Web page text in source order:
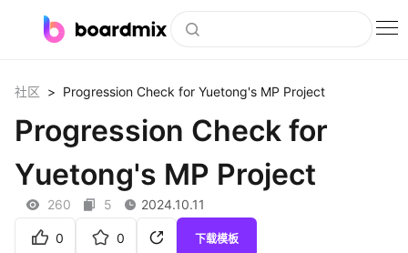
会员
企业服务
社区 > Progression Check for Yuetong's MP Project
Progression Check for
Yuetong's MP Project
260 5 2024.10.11
0 0 下载模板